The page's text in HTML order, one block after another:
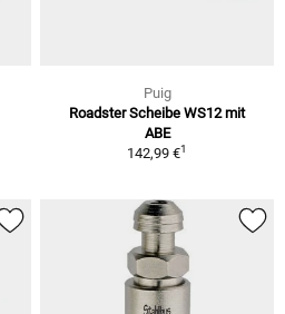
Puig
Roadster Scheibe WS12 mit
ABE
142,99 €1